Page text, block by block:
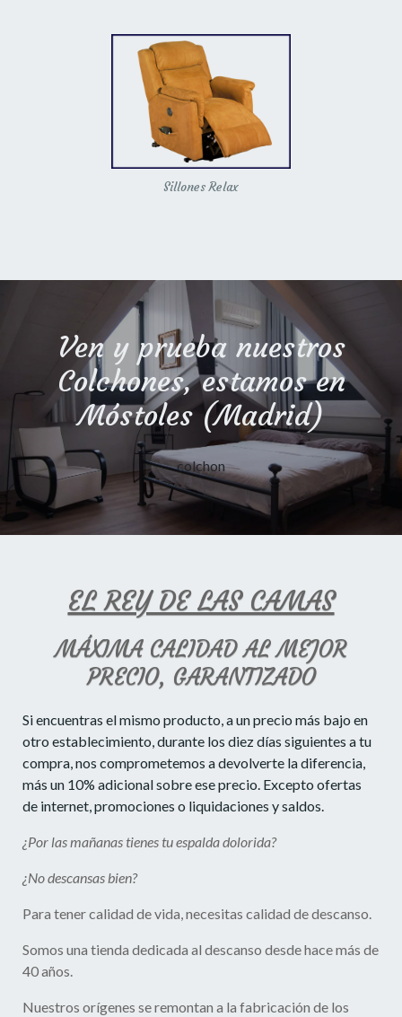
Sillones Relax
Ven y prueba nuestros
Colchones, estamos en
Móstoles (Madrid)
colchon
EL REY DE LAS CAMAS
MÁXIMA CALIDAD AL MEJOR
PRECIO, GARANTIZADO
Si encuentras el mismo producto, a un precio más bajo en
otro establecimiento, durante los diez días siguientes a tu
compra, nos comprometemos a devolverte la diferencia,
más un 10% adicional sobre ese precio. Excepto ofertas
de internet, promociones o liquidaciones y saldos.
¿Por las mañanas tienes tu espalda dolorida?
¿No descansas bien?
Para tener calidad de vida, necesitas calidad de descanso.
Somos una tienda dedicada al descanso desde hace más de
40 años.
Nuestros orígenes se remontan a la fabricación de los